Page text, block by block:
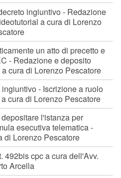
ingiuntivo - Redazione
a cura di Lorenzo
un atto di precetto e
- Redazione e deposito
cura di Lorenzo Pescatore
- Iscrizione a ruolo
cura di Lorenzo Pescatore
l'istanza per
esecutiva telematica -
di Lorenzo Pescatore
492bis cpc a cura dell'Avv.
Arcella